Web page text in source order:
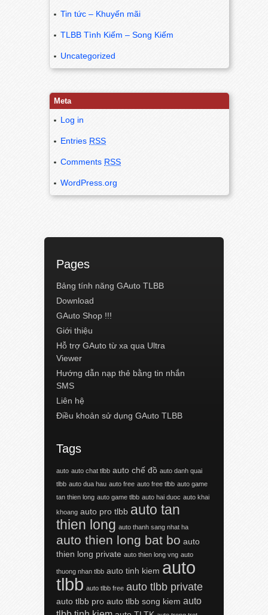
Tin tức – Khuyến mãi
TLBB Tình Kiếm – Song Kiếm
Uncategorized
Meta
Log in
Entries RSS
Comments RSS
WordPress.org
Pages
Bảng tính năng GAuto TLBB
Download
GAuto Shop !!!
Giới thiệu
Hỗ trợ GAuto từ xa qua Ultra
Viewer
Hướng dẫn nạp thẻ bằng tin nhắn
SMS
Liên hệ
Điều khoản sử dụng GAuto TLBB
Tags
auto auto chat tlbb auto chế đồ auto danh quai
tlbb auto dua hau auto free auto free tlbb auto game
tan thien long auto game tlbb auto hai duoc auto khai
khoang auto pro tlbb auto tan
thien long auto thanh sang nhat ha
auto thien long bat bo auto
thien long private auto thien long vng auto
thuong nhan tlbb auto tinh kiem auto
tlbb auto tlbb free auto tlbb private
auto tlbb pro auto tlbb song kiem auto